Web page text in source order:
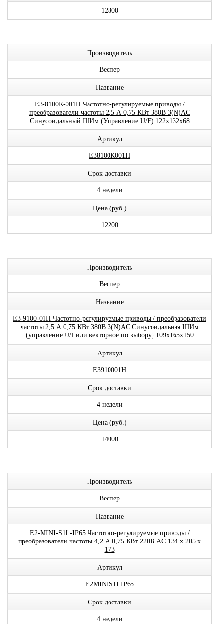
12800
Производитель
Веспер
Название
E3-8100К-001H Частотно-регулируемые приводы /
преобразователи частоты 2,5 А 0,75 КВт 380В 3(N)AC
Синусоидальный ШИм (Управление U/F) 122x132x68
Артикул
E38100К001H
Срок доставки
4 недели
Цена (руб.)
12200
Производитель
Веспер
Название
E3-9100-01H Частотно-регулируемые приводы / преобразователи
частоты 2,5 А 0,75 КВт 380В 3(N)AC Синусоидальная ШИм
(управление U/f или векторное по выбору) 109x165x150
Артикул
E3910001H
Срок доставки
4 недели
Цена (руб.)
14000
Производитель
Веспер
Название
E2-MINI-S1L-IP65 Частотно-регулируемые приводы /
преобразователи частоты 4,2 А 0,75 КВт 220В AC 134 x 205 x
173
Артикул
E2MINIS1LIP65
Срок доставки
4 недели